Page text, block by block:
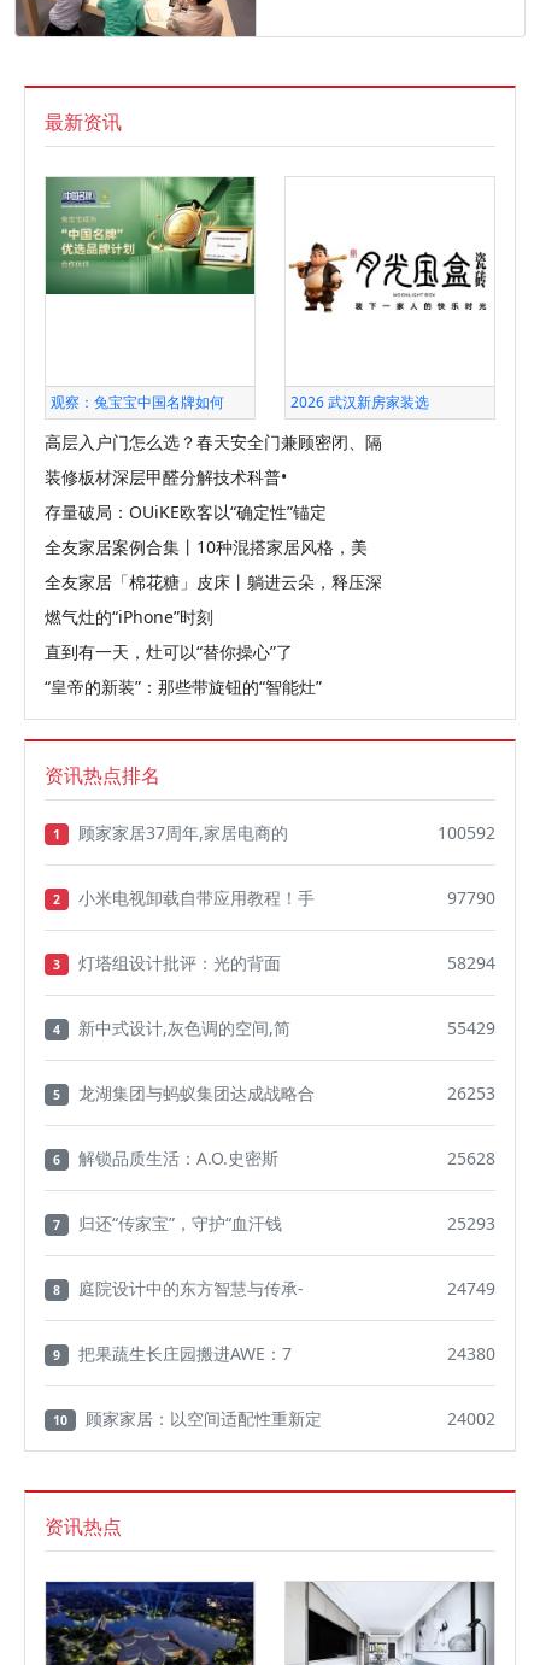
最新资讯
观察：兔宝宝中国名牌如何 2026 武汉新房家装选
高层入户门怎么选？春天安全门兼顾密闭、隔
装修板材深层甲醛分解技术科普•
存量破局：OUiKE欧客以“确定性”锚定
全友家居案例合集丨10种混搭家居风格，美
全友家居「棉花糖」皮床丨躺进云朵，释压深
燃气灶的“iPhone”时刻
直到有一天，灶可以“替你操心”了
“皇帝的新装”：那些带旋钮的“智能灶”
资讯热点排名
1 顾家家居37周年,家居电商的 100592
2 小米电视卸载自带应用教程！手 97790
3 灯塔组设计批评：光的背面 58294
4 新中式设计,灰色调的空间,简 55429
5 龙湖集团与蚂蚁集团达成战略合 26253
6 解锁品质生活：A.O.史密斯 25628
7 归还“传家宝”，守护“血汗钱 25293
8 庭院设计中的东方智慧与传承- 24749
9 把果蔬生长庄园搬进AWE：7 24380
10 顾家家居：以空间适配性重新定 24002
资讯热点